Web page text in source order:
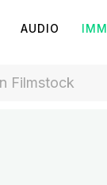
AUDIO